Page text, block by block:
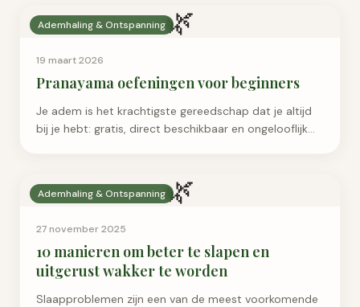
🌿
Ademhaling & Ontspanning
19 maart 2026
Pranayama oefeningen voor beginners
Je adem is het krachtigste gereedschap dat je altijd
bij je hebt: gratis, direct beschikbaar en ongelooflijk…
🌿
Ademhaling & Ontspanning
27 november 2025
10 manieren om beter te slapen en
uitgerust wakker te worden
Slaapproblemen zijn een van de meest voorkomende